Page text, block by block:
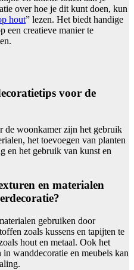
over hoe je dit kunt doen, kun
hout” lezen. Het biedt handige
een creatieve manier te
voor de
de woonkamer zijn het gebruik
het toevoegen van planten
en het gebruik van kunst en
en materialen
gebruiken door
zoals kussens en tapijten te
hout en metaal. Ook het
wanddecoratie en meubels kan